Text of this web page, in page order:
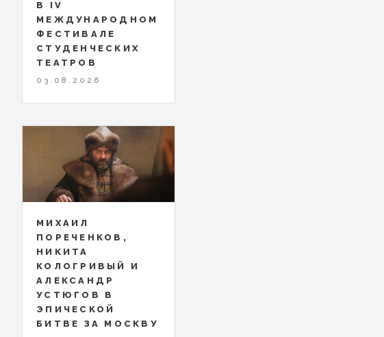
В IV
МЕЖДУНАРОДНОМ
ФЕСТИВАЛЕ
СТУДЕНЧЕСКИХ
ТЕАТРОВ
03.08.2026
МИХАИЛ
ПОРЕЧЕНКОВ,
НИКИТА
КОЛОГРИВЫЙ И
АЛЕКСАНДР
УСТЮГОВ В
ЭПИЧЕСКОЙ
БИТВЕ ЗА МОСКВУ